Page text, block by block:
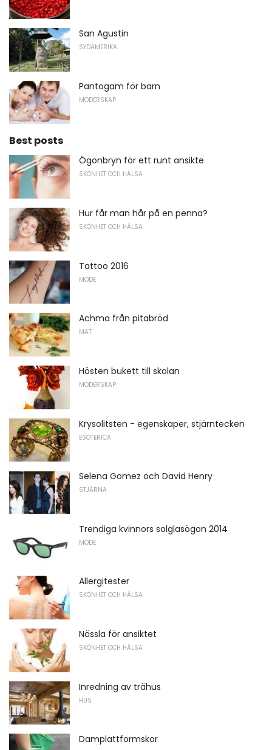
San Agustin
SYDAMERIKA
Pantogam för barn
MODERSKAP
Best posts
Ögonbryn för ett runt ansikte
SKÖNHET OCH HÄLSA
Hur får man hår på en penna?
SKÖNHET OCH HÄLSA
Tattoo 2016
MODE
Achma från pitabröd
MAT
Hösten bukett till skolan
MODERSKAP
Krysolitsten - egenskaper, stjärntecken
ESOTERICA
Selena Gomez och David Henry
STJÄRNA
Trendiga kvinnors solglasögon 2014
MODE
Allergitester
SKÖNHET OCH HÄLSA
Nässla för ansiktet
SKÖNHET OCH HÄLSA
Inredning av trähus
HUS
Damplattformskor